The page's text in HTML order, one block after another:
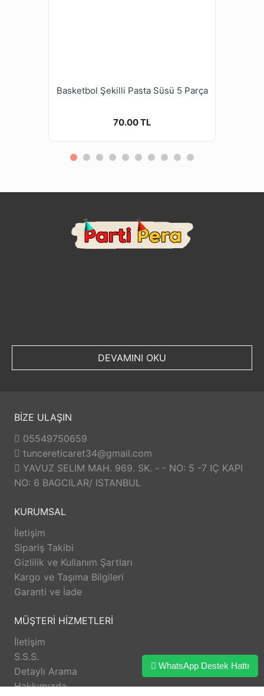
Basketbol Şekilli Pasta Süsü 5 Parça
70.00 TL
DEVAMINI OKU
BİZE ULAŞIN
05549750659
tuncereticaret34@gmail.com
YAVUZ SELIM MAH. 969. SK. - - NO: 5 -7 IÇ KAPI
NO: 6 BAGCILAR/ ISTANBUL
KURUMSAL
İletişim
Sipariş Takibi
Gizlilik ve Kullanım Şartları
Kargo ve Taşıma Bilgileri
Garanti ve İade
MÜŞTERİ HİZMETLERİ
İletişim
S.S.S.
Detaylı Arama
Hakkımızda
WhatsApp Destek Hattı